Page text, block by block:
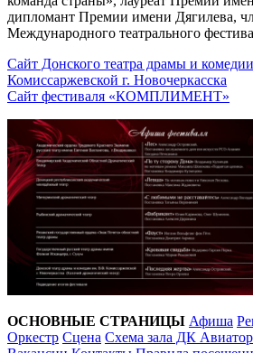
дипломант Премии имени Дягилева,
Международного театрального
Сайт Донского театра драмы и
Комиссаржевской г. Новочеркасска
Сайт фестиваля «КОМПЛИМЕНТ»
ОСНОВНЫЕ СТРАНИЦЫ Афиша
Оркестр Сцена Схема зала ДК Авиатор